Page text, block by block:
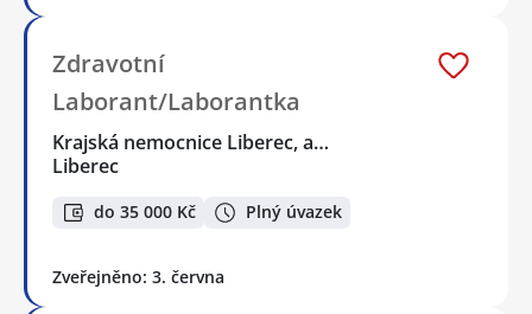
Zdravotní
Laborant/Laborantka
Krajská nemocnice Liberec, a…
Liberec
do 35 000 Kč Plný úvazek
Zveřejněno: 3. června